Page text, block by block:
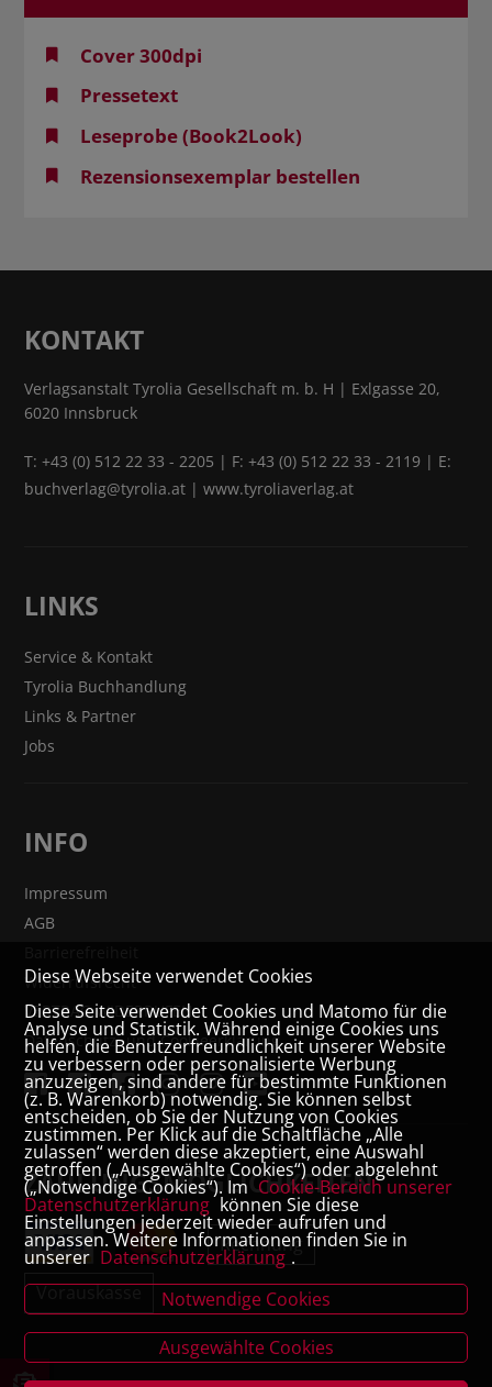
Cover 300dpi
Pressetext
Leseprobe (Book2Look)
Rezensionsexemplar bestellen
KONTAKT
Verlagsanstalt Tyrolia Gesellschaft m. b. H | Exlgasse 20,
6020 Innsbruck
T:+43 (0) 512 22 33 - 2205 | F: +43 (0) 512 22 33 - 2119 | E:
buchverlag@tyrolia.at |www.tyroliaverlag.at
LINKS
Service & Kontakt
Tyrolia Buchhandlung
Links & Partner
Jobs
INFO
Impressum
AGB
Widerrufsrecht
VERTRAG WIDERRUFEN
Datenschutz- und Cookieerklärung
ZAHLUNGSMÖGLICHKEITEN
Rechnung
Vorauskasse
Diese Webseite verwendet Cookies
Diese Seite verwendet Cookies und Matomo für die
Analyse und Statistik. Während einige Cookies uns
helfen, die Benutzerfreundlichkeit unserer Website
zu verbessern oder personalisierte Werbung
anzuzeigen, sind andere für bestimmte Funktionen
(z. B. Warenkorb) notwendig. Sie können selbst
entscheiden, ob Sie der Nutzung von Cookies
zustimmen. Per Klick auf die Schaltfläche „Alle
zulassen“ werden diese akzeptiert, eine Auswahl
getroffen („Ausgewählte Cookies“) oder abgelehnt
(„Notwendige Cookies“). Im Cookie-Bereich unserer
Datenschutzerklärung können Sie diese
Einstellungen jederzeit wieder aufrufen und
anpassen. Weitere Informationen finden Sie in
unserer Datenschutzerklärung .
Notwendige Cookies
Ausgewählte Cookies